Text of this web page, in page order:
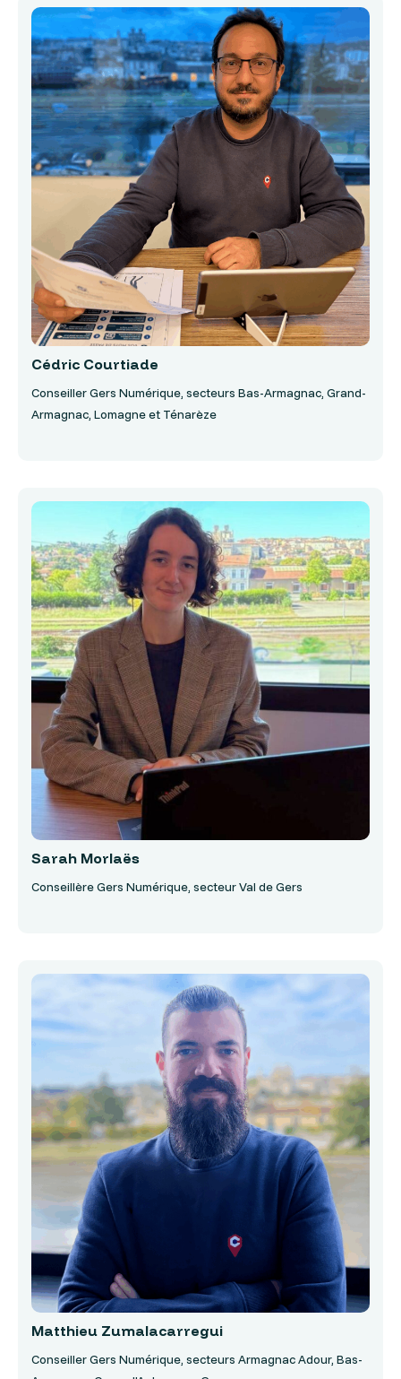
Cédric Courtiade
Conseiller Gers Numérique, secteurs Bas-Armagnac, Grand-
Armagnac, Lomagne et Ténarèze
Sarah Morlaës
Conseillère Gers Numérique, secteur Val de Gers
Matthieu Zumalacarregui
Conseiller Gers Numérique, secteurs Armagnac Adour, Bas-